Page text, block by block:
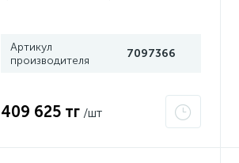
Артикул
производителя
7097366
409 625 тг /шт